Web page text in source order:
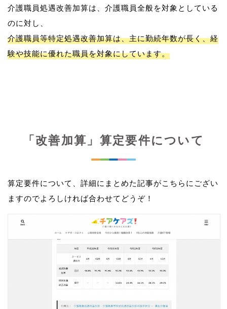
介護職員処遇改善加算は、介護職員全般を対象としている
介護職員等特定処遇改善加算は、主に勤続年数が長く、経
験や技能に優れた職員を対象にしています。
「改善加算」算定要件について
算定要件について、詳細にまとめた記事がこちらにござい
ますのでよろしければ合わせてどうぞ！